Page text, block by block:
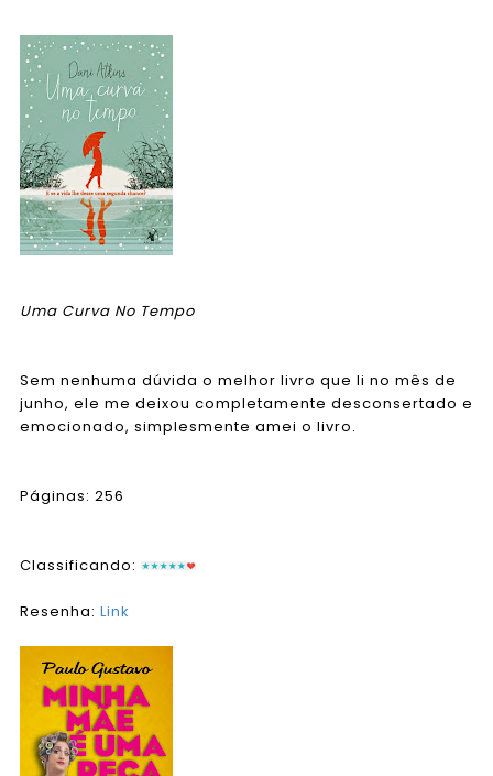
Uma Curva No Tempo
Sem nenhuma dúvida o melhor livro que li no mês de
junho, ele me deixou completamente desconsertado e
emocionado, simplesmente amei o livro.
Páginas: 256
Classificando:
Resenha: Link